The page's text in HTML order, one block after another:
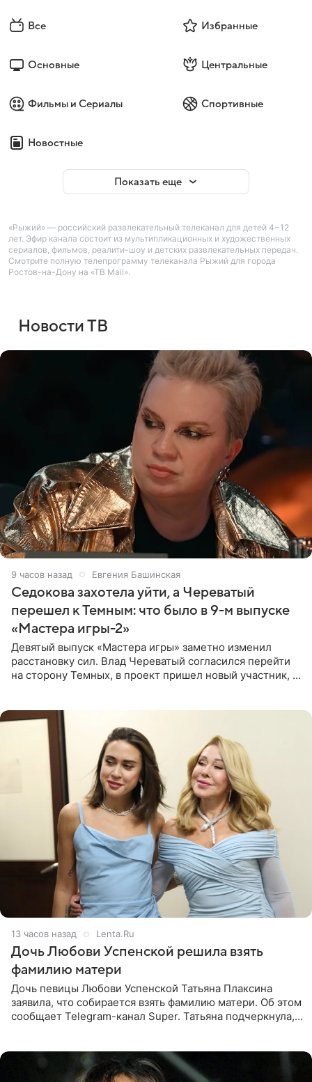
Все Избранные
Основные Центральные
Фильмы и Сериалы Спортивные
Новостные
Показать еще
«Рыжий» — российский развлекательный телеканал для детей 4−12
лет. Эфир канала состоит из мультипликационных и художественных
сериалов, фильмов, реалити-шоу и детских развлекательных передач.
Смотрите полную телепрограмму телеканала Рыжий для города
Ростов-на-Дону на «ТВ Mail».
Новости ТВ
9 часов назад Евгения Башинская
Седокова захотела уйти, а Череватый
перешел к Темным: что было в 9-м выпуске
«Мастера игры-2»
Девятый выпуск «Мастера игры» заметно изменил
расстановку сил. Влад Череватый согласился перейти
на сторону Темных, в проект пришел новый участник, а
13 часов назад Lenta.Ru
Дочь Любови Успенской решила взять
фамилию матери
Дочь певицы Любови Успенской Татьяна Плаксина
заявила, что собирается взять фамилию матери. Об этом
сообщает Telegram-канал Super. Татьяна подчеркнула,